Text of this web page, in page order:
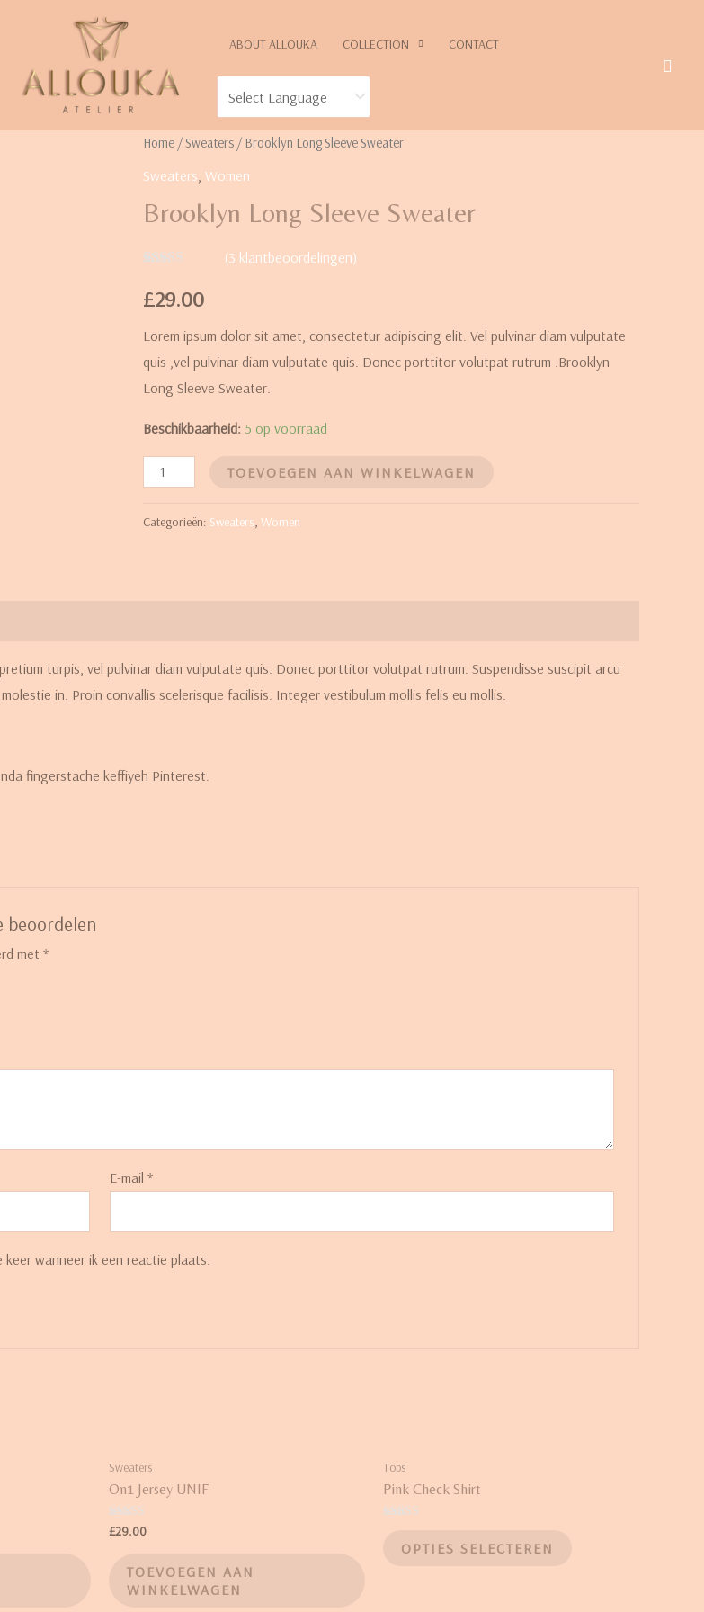
ABOUT ALLOUKA COLLECTION CONTACT
Home /Sweaters / Brooklyn Long Sleeve Sweater
Sweaters Women
Brooklyn Long Sleeve Sweater
4.00op 5
gebaseerd
klantbeoordelingen
(3 klantbeoordelingen)
£29.00
Lorem ipsum dolor sit amet, consectetur adipiscing elit. Vel pulvinar diam vulputate
quis ,vel pulvinar diam vulputate quis. Donec porttitor volutpat rutrum .Brooklyn
Long Sleeve Sweater.
Beschikbaarheid: 5 op voorraad
TOEVOEGEN AAN WINKELWAGEN
Categorieën: Sweaters, Women
turpis, vel pulvinar diam vulputate quis. Donec porttitor volutpat rutrum. Suspendisse suscipit arcu
in. Proin convallis scelerisque facilisis. Integer vestibulum mollis felis eu mollis.
fingerstache keffiyeh Pinterest.
beoordelen
met *
E-mail*
wanneer ik een reactie plaats.
Sweaters
On1 Jersey UNIF
Waardering
£29.00
TOEVOEGEN AAN
WINKELWAGEN
Tops
Pink Check Shirt
3.50
uit 5OPTIES SELECTEREN